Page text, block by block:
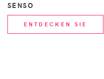
SENSO
ENTDECKEN SIE